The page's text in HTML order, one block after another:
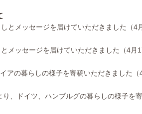
とメッセージを届けていただきました（4
メッセージを届けていただきました（4月
の暮らしの様子を寄稿いただきました（4
ドイツ、ハンブルグの暮らしの様子を寄